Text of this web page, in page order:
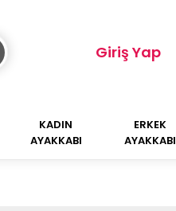
Giriş Yap
KADIN
AYAKKABI
ERKEK
AYAKKABI